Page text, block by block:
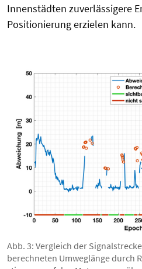
Innenstädten zuverlässigere
Positionierung erzielen kann.
Abb. 3: Vergleich der
berechneten Umweglänge durch